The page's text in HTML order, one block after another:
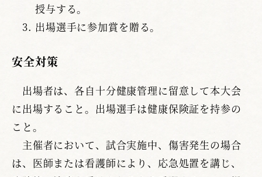
授与する。
出場選手に参加賞を贈る。
安全対策
出場者は、各自十分健康管理に留意して本大会
に出場すること。出場選手は健康保険証を持参の
こと。
主催者において、試合実施中、傷害発生の場合
は、医師または看護師により、応急処置を講じ、